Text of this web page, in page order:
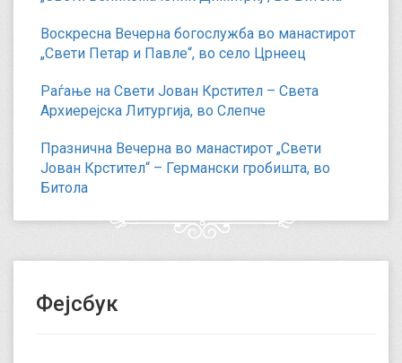
Воскресна Вечерна богослужба во манастирот
„Свети Петар и Павле“, во село Црнеец
Раѓање на Свети Јован Крстител – Света
Архиерејска Литургија, во Слепче
Празнична Вечерна во манастирот „Свети
Јован Крстител“ – Германски гробишта, во
Битола
Фејсбук